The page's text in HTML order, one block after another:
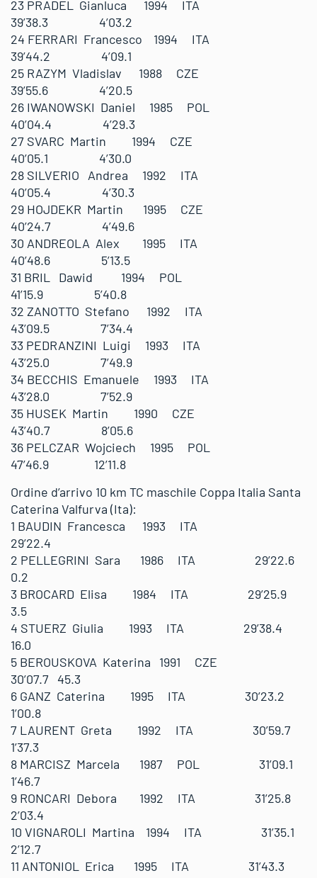
23 PRADEL Gianluca 1994 ITA
39’38.3 4’03.2
24 FERRARI Francesco 1994 ITA
39’44.2 4’09.1
25 RAZYM Vladislav 1988 CZE
39’55.6 4’20.5
26 IWANOWSKI Daniel 1985 POL
40’04.4 4’29.3
27 SVARC Martin 1994 CZE
40’05.1 4’30.0
28 SILVERIO Andrea 1992 ITA
40’05.4 4’30.3
29 HOJDEKR Martin 1995 CZE
40’24.7 4’49.6
30 ANDREOLA Alex 1995 ITA
40’48.6 5’13.5
31 BRIL Dawid 1994 POL
41’15.9 5’40.8
32 ZANOTTO Stefano 1992 ITA
43’09.5 7’34.4
33 PEDRANZINI Luigi 1993 ITA
43’25.0 7’49.9
34 BECCHIS Emanuele 1993 ITA
43’28.0 7’52.9
35 HUSEK Martin 1990 CZE
43’40.7 8’05.6
36 PELCZAR Wojciech 1995 POL
47’46.9 12’11.8
Ordine d’arrivo 10 km TC maschile Coppa Italia Santa
Caterina Valfurva (Ita):
1 BAUDIN Francesca 1993 ITA
29’22.4
2 PELLEGRINI Sara 1986 ITA 29’22.6
0.2
3 BROCARD Elisa 1984 ITA 29’25.9
3.5
4 STUERZ Giulia 1993 ITA 29’38.4
16.0
5 BEROUSKOVA Katerina 1991 CZE
30’07.7 45.3
6 GANZ Caterina 1995 ITA 30’23.2
1’00.8
7 LAURENT Greta 1992 ITA 30’59.7
1’37.3
8 MARCISZ Marcela 1987 POL 31’09.1
1’46.7
9 RONCARI Debora 1992 ITA 31’25.8
2’03.4
10 VIGNAROLI Martina 1994 ITA 31’35.1
2’12.7
11 ANTONIOL Erica 1995 ITA 31’43.3